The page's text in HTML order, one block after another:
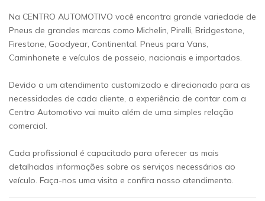
Na CENTRO AUTOMOTIVO você encontra grande variedade de
Pneus de grandes marcas como Michelin, Pirelli, Bridgestone,
Firestone, Goodyear, Continental. Pneus para Vans,
Caminhonete e veículos de passeio, nacionais e importados.
Devido a um atendimento customizado e direcionado para as
necessidades de cada cliente, a experiência de contar com a
Centro Automotivo vai muito além de uma simples relação
comercial.
Cada profissional é capacitado para oferecer as mais
detalhadas informações sobre os serviços necessários ao
veículo. Faça-nos uma visita e confira nosso atendimento.